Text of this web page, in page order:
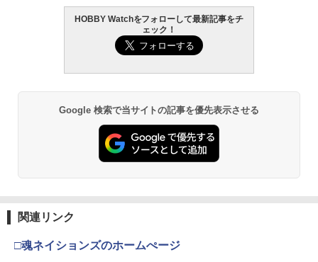
￥5,880
ロント アッパーIアーム(レッド)
Holy Stone ドローン 100g未満 申請不
￥9,390
タカラトミー(TAKARA TOMY) T-SPAR
K トランスフォーマー ニューレジェンズ
NL-06 オートボット コスモス 可動フィ
ギュア
バルキリー 超時空要塞マクロス VF-1J
バルキリー45th Anniv. 約225mm ABS&
ダイキャスト製 塗装済み可動フィギュア
ツ 呪術廻戦 伏黒甚爾 約155mm PVC&A
Blokees スター ウォーズ マンダロリア
ン&グローグー CC05 ディン ジャリン&
グローグー ABS樹脂&PVC製 組み立て式
プラスチックモデル
BANDAI SPIRITS(バンダイ スピリッツ)
RG 機動戦士ガンダム 逆襲のシャア νガ
ンダム 1/144スケール 色分け済みプラモ
4
BANDAI SPIRITS(バンダイ スピリッツ)
東京マルイ (TOKYO MARUI) ガスブロー
バックマシンガン No.14 20式 5.56mm
小銃 18歳以上 ガスブローバック
￥187,000
東京マルイ(TOKYO MARUI) No.21 H&K
￥3,409
LOCTITE(ロックタイト) シールはがし
プレミアム 220ml
￥1,013
タミヤ クラフトツールシリーズ No.123
モデル用工具 74123
￥2,781
4
HOBBY Watchをフォローして最新記事をチ
ェック！
Google 検索で当サイトの記事を優先表示させる
関連リンク
□魂ネイションズのホームぺージ